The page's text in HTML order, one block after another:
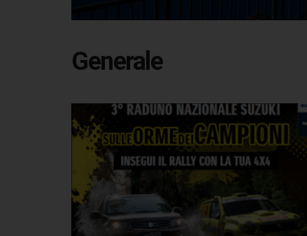
Generale